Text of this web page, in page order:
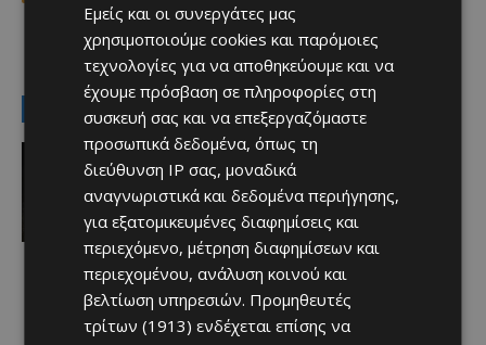
καιρός
LATEST NEWS
Aφιερώματα
Οι λαγοκέφαλοι μας απειλούν!
Afentiko - 08/08/2026
Εμείς και οι συνεργάτες μας
χρησιμοποιούμε cookies και παρόμοιες
τεχνολογίες για να αποθηκεύουμε και να
έχουμε πρόσβαση σε πληροφορίες στη
συσκευή σας και να επεξεργαζόμαστε
προσωπικά δεδομένα, όπως τη
διεύθυνση IP σας, μοναδικά
αναγνωριστικά και δεδομένα περιήγησης,
για εξατομικευμένες διαφημίσεις και
περιεχόμενο, μέτρηση διαφημίσεων και
περιεχομένου, ανάλυση κοινού και
βελτίωση υπηρεσιών. Προμηθευτές
τρίτων (1913) ενδέχεται επίσης να